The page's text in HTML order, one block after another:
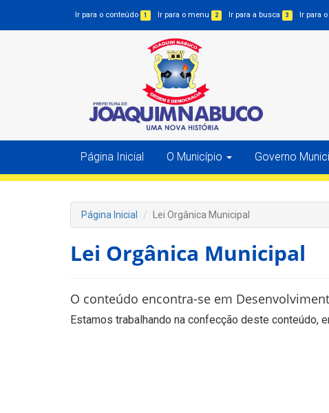
Ir para o conteúdo 1 Ir para o menu 2 Ir para a busca 3 Ir para
Página Inicial O Município Governo
Página Inicial Lei Orgânica Municipal
Lei Orgânica Municipal
O conteúdo encontra-se em
Estamos trabalhando na confecção deste conteúdo,